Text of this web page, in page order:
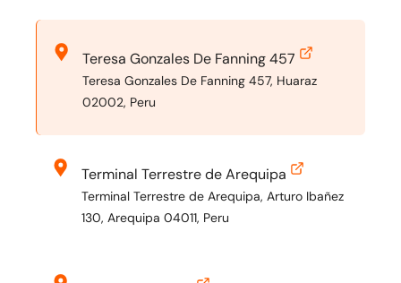
Teresa Gonzales De Fanning 457
Teresa Gonzales De Fanning 457, Huaraz
02002, Peru
Terminal Terrestre de Arequipa
Terminal Terrestre de Arequipa, Arturo Ibañez
130, Arequipa 04011, Peru